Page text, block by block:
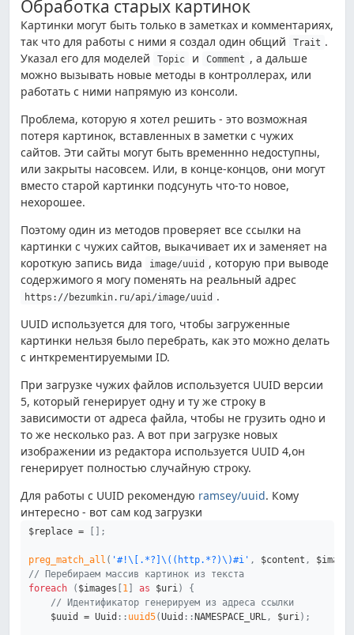
Обработка старых картинок
Картинки могут быть только в заметках и комментариях,
так что для работы с ними я создал один общий
Trait .
Указал его для моделей
Topic и Comment , а дальше
можно вызывать новые методы в контроллерах, или
работать с ними напрямую из консоли.
Проблема, которую я хотел решить - это возможная
потеря картинок, вставленных в заметки с чужих
сайтов. Эти сайты могут быть временнно недоступны,
или закрыты насовсем. Или, в конце-концов, они могут
вместо старой картинки подсунуть что-то новое,
нехорошее.
Поэтому один из методов проверяет все ссылки на
картинки с чужих сайтов, выкачивает их и заменяет на
короткую запись вида
image/uuid , которую при выводе
содержимого я могу поменять на реальный адрес
https://bezumkin.ru/api/image/uuid .
UUID используется для того, чтобы загруженные
картинки нельзя было перебрать, как это можно делать
с инткрементируемыми ID.
При загрузке чужих файлов используется UUID версии
5, который генерирует одну и ту же строку в
зависимости от адреса файла, чтобы не грузить одно и
то же несколько раз. А вот при загрузке новых
изображении из редактора используется UUID 4,он
генерирует полностью случайную строку.
Для работы c UUID рекомендую ramsey/uuid. Кому
интересно - вот сам код загрузки
$replace = [ ] ;
preg_match_all ( '#!\[.*?]\((http.*?)\)#i' , $content ,
$images
// Перебираем массив картинок из текста
foreach
( $images [1 ] as $uri )
{
// Идентификатор генерируем из адреса ссылки
$uuid
= Uuid :: uuid5(Uuid ::NAMESPACE_URL , $uri ) ;